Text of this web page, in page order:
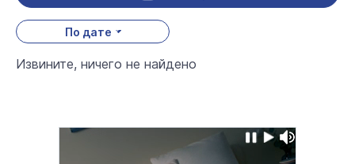
По дате
Извините, ничего не найдено